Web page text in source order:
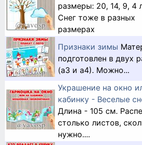
размеры: 20, 14, 9, 4
Снег тоже в разных
размерах
Признаки зимы
подготовлен в двух
(а3 и а4). Можно...
Украшение на окно
кабинку - Веселые
Длина - 105 см.
столько листов,
нужно....